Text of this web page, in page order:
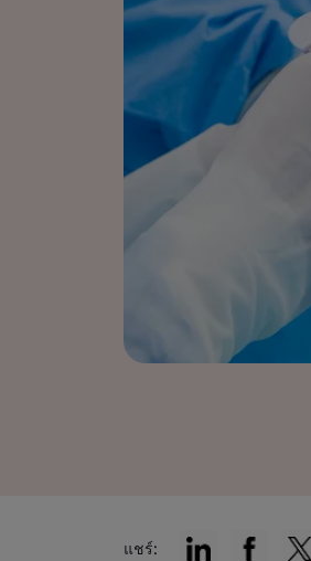
แชร์: